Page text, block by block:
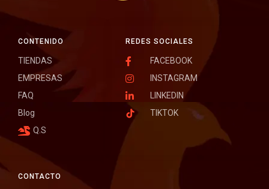
CONTACTO
REDES SOCIALES
FACEBOOK
INSTAGRAM
LINKEDIN
TIKTOK
CONTENIDO
TIENDAS
EMPRESAS
FAQ
Blog
Q.S